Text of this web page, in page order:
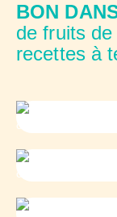
BON
de fruits de
recettes à